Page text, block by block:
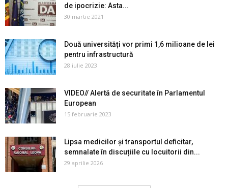
de ipocrizie: Asta...
30 martie 2021
Două universități vor primi 1,6 milioane de lei
pentru infrastructură
28 iulie 2023
VIDEO// Alertă de securitate în Parlamentul
European
15 februarie 2023
Lipsa medicilor și transportul deficitar,
semnalate în discuțiile cu locuitorii din...
29 aprilie 2026